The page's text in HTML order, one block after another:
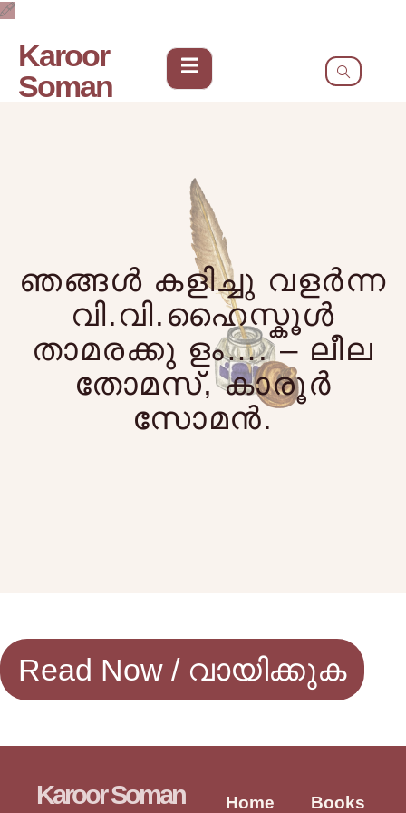
Karoor
Soman
ഞങ്ങൾ കളിച്ചു വളർന്ന
വി.വി.ഹൈസ്കൂൾ
താമരക്കു ളം…. – ലീല
തോമസ്, കാരൂർ
സോമൻ.
Read Now / വായിക്കുക
Karoor Soman Home Books